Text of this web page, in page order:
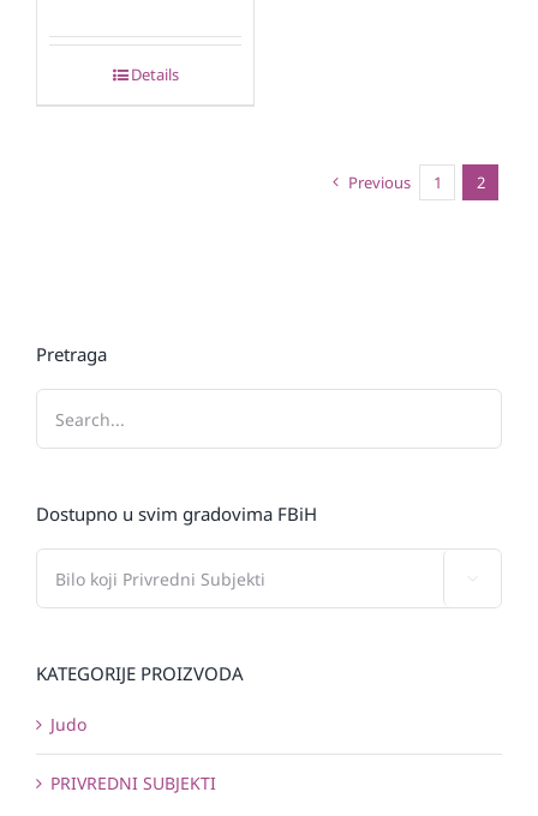
Details
Previous 1 2
Pretraga
Dostupno u svim gradovima FBiH
KATEGORIJE PROIZVODA
Judo
PRIVREDNI SUBJEKTI